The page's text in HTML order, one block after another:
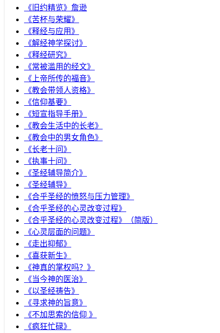
《旧约精览》詹逊
《苦杯与荣耀》
《释经与应用》
《解经神学探讨》
《释经研究》
《常被滥用的经文》
《上帝所传的福音》
《教会带领人资格》
《信仰基要》
《短宣指导手册》
《教会生活中的长老》
《教会中的男女角色》
《长老十问》
《执事十问》
《圣经辅导简介》
《圣经辅导》
​《合乎圣经的愤怒与压力管理》
《合乎圣经的心灵改变过程》
《合乎圣经的心灵改变过程》（简版）
《心灵层面的问题》
《走出抑郁》
《喜获新生》
《神真的掌权吗？》
《当今神的医治》
《以圣经祷告》
《寻求神的旨意》
《不加思索的信仰 》
《疯狂忙碌》